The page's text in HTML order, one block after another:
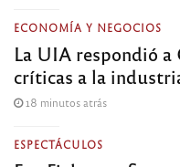
ECONOMÍA Y NEGOCIOS
La UIA respondió
críticas a la
18 minutos atrás
ESPECTÁCULOS